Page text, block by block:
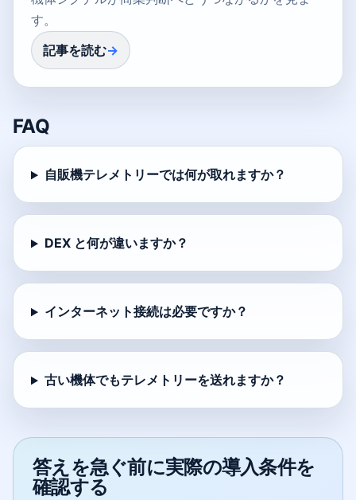
す。
記事を読む
FAQ
自販機テレメトリーでは何が取れますか？
DEX と何が違いますか？
インターネット接続は必要ですか？
古い機体でもテレメトリーを送れますか？
答えを急ぐ前に実際の導入条件を
確認する